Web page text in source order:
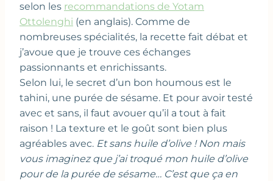
selon les recommandations de Yotam
Ottolenghi (en anglais). Comme de
nombreuses spécialités, la recette fait débat et
j’avoue que je trouve ces échanges
passionnants et enrichissants.
Selon lui, le secret d’un bon houmous est le
tahini, une purée de sésame. Et pour avoir testé
avec et sans, il faut avouer qu’il a tout à fait
raison ! La texture et le goût sont bien plus
agréables avec. Et sans huile d’olive ! Non mais
vous imaginez que j’ai troqué mon huile d’olive
pour de la purée de sésame… C’est que ça en